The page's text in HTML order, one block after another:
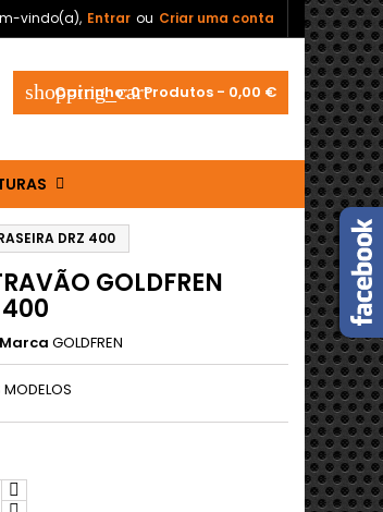
vindo(a), Entrar ou Criar uma conta
shopping_cart
Carrinho:0Produtos - 0,00 €
DRZ 400
GOLDFREN
400
Marca GOLDFREN